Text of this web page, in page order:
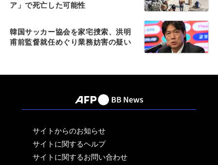
ア」で死亡した可能性
韓国サッカー協会を家宅捜索、洪明
甫前監督就任めぐり業務妨害の疑い
サイトからのお知らせ
サイトに関するヘルプ
サイトに関するお問い合わせ